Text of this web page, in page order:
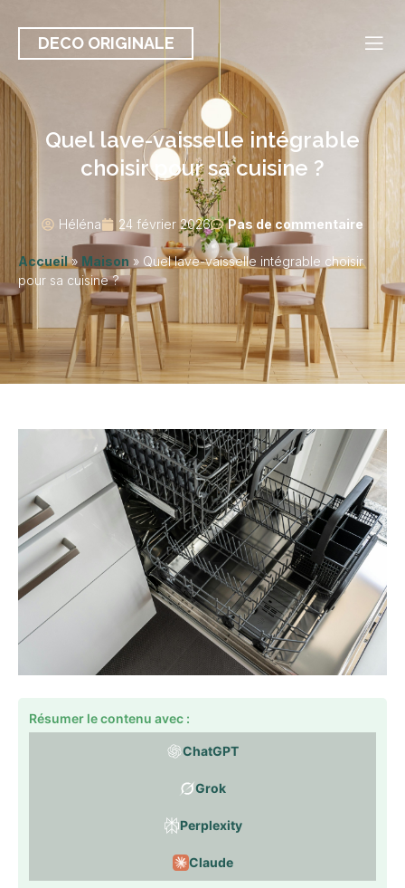
DECO ORIGINALE
Quel lave-vaisselle intégrable
choisir pour sa cuisine ?
Héléna 24 février 2026 Pas de commentaire
Accueil» Maison » Quel lave-vaisselle intégrable choisir
pour sa cuisine ?
Résumer le contenu avec :
ChatGPT
Grok
Perplexity
Claude